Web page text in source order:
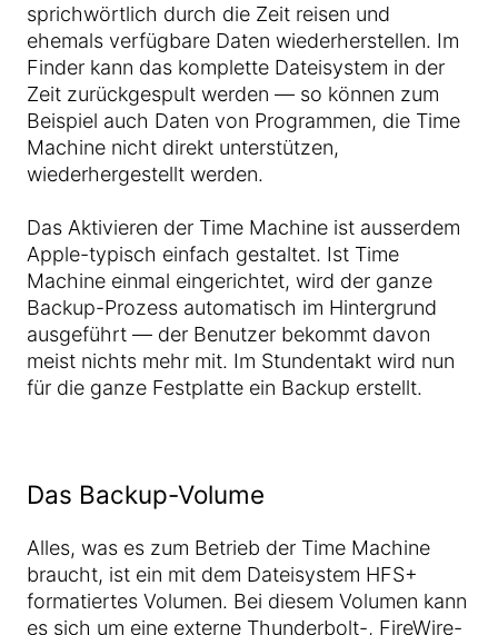
sprichwörtlich durch die Zeit reisen und
ehemals verfügbare Daten wiederherstellen. Im
Finder kann das komplette Dateisystem in der
Zeit zurückgespult werden — so können zum
Beispiel auch Daten von Programmen, die Time
Machine nicht direkt unterstützen,
wiederhergestellt werden.
Das Aktivieren der Time Machine ist ausserdem
Apple-typisch einfach gestaltet. Ist Time
Machine einmal eingerichtet, wird der ganze
Backup-Prozess automatisch im Hintergrund
ausgeführt — der Benutzer bekommt davon
meist nichts mehr mit. Im Stundentakt wird nun
für die ganze Festplatte ein Backup erstellt.
Das Backup-Volume
Alles, was es zum Betrieb der Time Machine
braucht, ist ein mit dem Dateisystem HFS+
formatiertes Volumen. Bei diesem Volumen kann
es sich um eine externe Thunderbolt-, FireWire-